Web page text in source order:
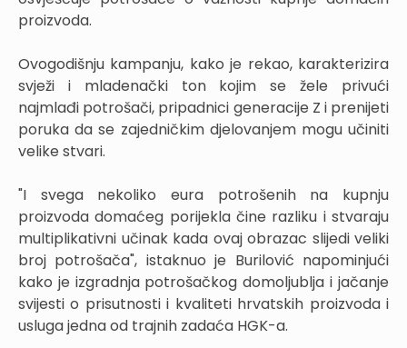
proizvoda.
Ovogodišnju kampanju, kako je rekao, karakterizira
svježi i mladenački ton kojim se žele privući
najmlađi potrošači, pripadnici generacije Z i prenijeti
poruka da se zajedničkim djelovanjem mogu učiniti
velike stvari.
"I svega nekoliko eura potrošenih na kupnju
proizvoda domaćeg porijekla čine razliku i stvaraju
multiplikativni učinak kada ovaj obrazac slijedi veliki
broj potrošača", istaknuo je Burilović napominjući
kako je izgradnja potrošačkog domoljublja i jačanje
svijesti o prisutnosti i kvaliteti hrvatskih proizvoda i
usluga jedna od trajnih zadaća HGK-a.